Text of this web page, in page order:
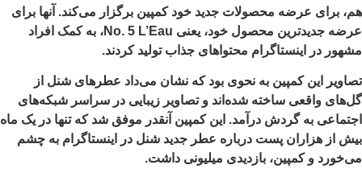
برای عرضه محصولات جدید خود کمپین برگزار می‌کند. آنها برای
عرضه جدیدترین محصول خود، یعنی No. 5 L’Eau، به کمک افراد
در اینستاگرام محتواهای جذاب تولید کردند.
این کمپین به نحوی بود که نشان می‌داد عطرهای شنل از
واقعی ساخته شده‌اند و تصاویر زیبایی در سراسر شبکه‌های
به گردش درآمد. این کمپین آنقدر موفق شد که تنها در یک ماه
از هزاران پست درباره عطر جدید شنل در اینستاگرام به چشم
و کمپین، بازدیدی میلیونی داشت.